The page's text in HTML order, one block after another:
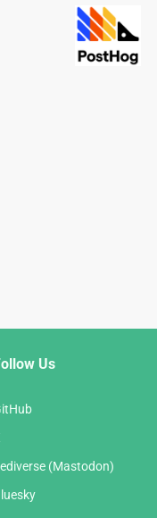
Us
(Mastodon)